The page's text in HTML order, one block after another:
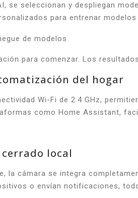
se seleccionan y despliegan
para entrenar
para comenzar. Los
del hogar
Wi-Fi de 2.4 GHz,
como Home Assistant,
local
la cámara se integra
o envían notificaciones,